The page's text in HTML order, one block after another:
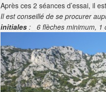
Après ces 2 séances d’essai, il
Il est conseillé de se procurer
initiales : 6 flèches minimum, 1